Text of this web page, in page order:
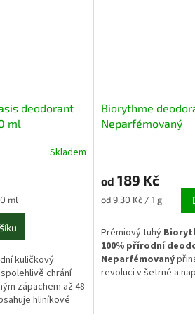
deodorant
ml
Skladem
ml
kuličkový
chrání
zápachem až 48
hliníkové
Biorythme
Neparfémovaný
od 189 Kč
Měrná
od 9,30 Kč / 1 g
Prémiový tuhý
100% přírodní
Neparfémovaný
revoluci v šetrné a